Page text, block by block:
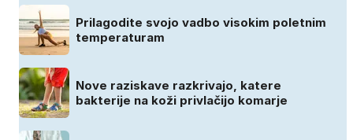
Prilagodite svojo vadbo visokim poletnim
temperaturam
Nove raziskave razkrivajo, katere
bakterije na koži privlačijo komarje